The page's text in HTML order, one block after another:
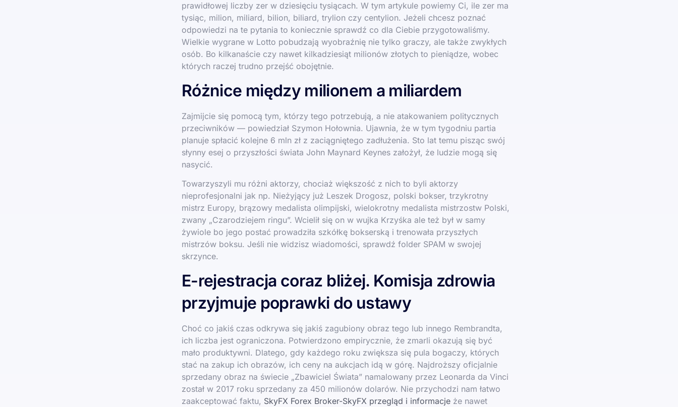
prawidłowej liczby zer w dziesięciu tysiącach. W tym artykule powiemy Ci, ile zer ma
tysiąc, milion, miliard, bilion, biliard, trylion czy centylion. Jeżeli chcesz poznać
odpowiedzi na te pytania to koniecznie sprawdź co dla Ciebie przygotowaliśmy.
Wielkie wygrane w Lotto pobudzają wyobraźnię nie tylko graczy, ale także zwykłych
osób. Bo kilkanaście czy nawet kilkadziesiąt milionów złotych to pieniądze, wobec
których raczej trudno przejść obojętnie.
Różnice między milionem a miliardem
Zajmijcie się pomocą tym, którzy tego potrzebują, a nie atakowaniem politycznych
przeciwników — powiedział Szymon Hołownia. Ujawnia, że w tym tygodniu partia
planuje spłacić kolejne 6 mln zł z zaciągniętego zadłużenia. Sto lat temu pisząc swój
słynny esej o przyszłości świata John Maynard Keynes założył, że ludzie mogą się
nasycić.
Towarzyszyli mu różni aktorzy, chociaż większość z nich to byli aktorzy
nieprofesjonalni jak np. Nieżyjący już Leszek Drogosz, polski bokser, trzykrotny
mistrz Europy, brązowy medalista olimpijski, wielokrotny medalista mistrzostw Polski,
zwany „Czarodziejem ringu”. Wcielił się on w wujka Krzyśka ale też był w samy
żywiole bo jego postać prowadziła szkółkę bokserską i trenowała przyszłych
mistrzów boksu. Jeśli nie widzisz wiadomości, sprawdź folder SPAM w swojej
skrzynce.
E-rejestracja coraz bliżej. Komisja zdrowia
przyjmuje poprawki do ustawy
Choć co jakiś czas odkrywa się jakiś zagubiony obraz tego lub innego Rembrandta,
ich liczba jest ograniczona. Potwierdzono empirycznie, że zmarli okazują się być
mało produktywni. Dlatego, gdy każdego roku zwiększa się pula bogaczy, których
stać na zakup ich obrazów, ich ceny na aukcjach idą w górę. Najdroższy oficjalnie
sprzedany obraz na świecie „Zbawiciel Świata” namalowany przez Leonarda da Vinci
został w 2017 roku sprzedany za 450 milionów dolarów. Nie przychodzi nam łatwo
zaakceptować faktu, SkyFX Forex Broker-SkyFX przegląd i informacje że nawet